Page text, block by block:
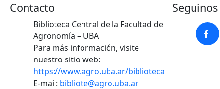
Contacto
Biblioteca Central de la Facultad de
Agronomía – UBA
Para más información, visite
nuestro sitio web:
https://www.agro.uba.ar/biblioteca
E-mail: bibliote@agro.uba.ar